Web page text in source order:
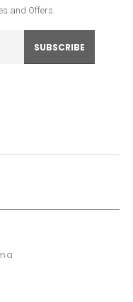
and Offers.